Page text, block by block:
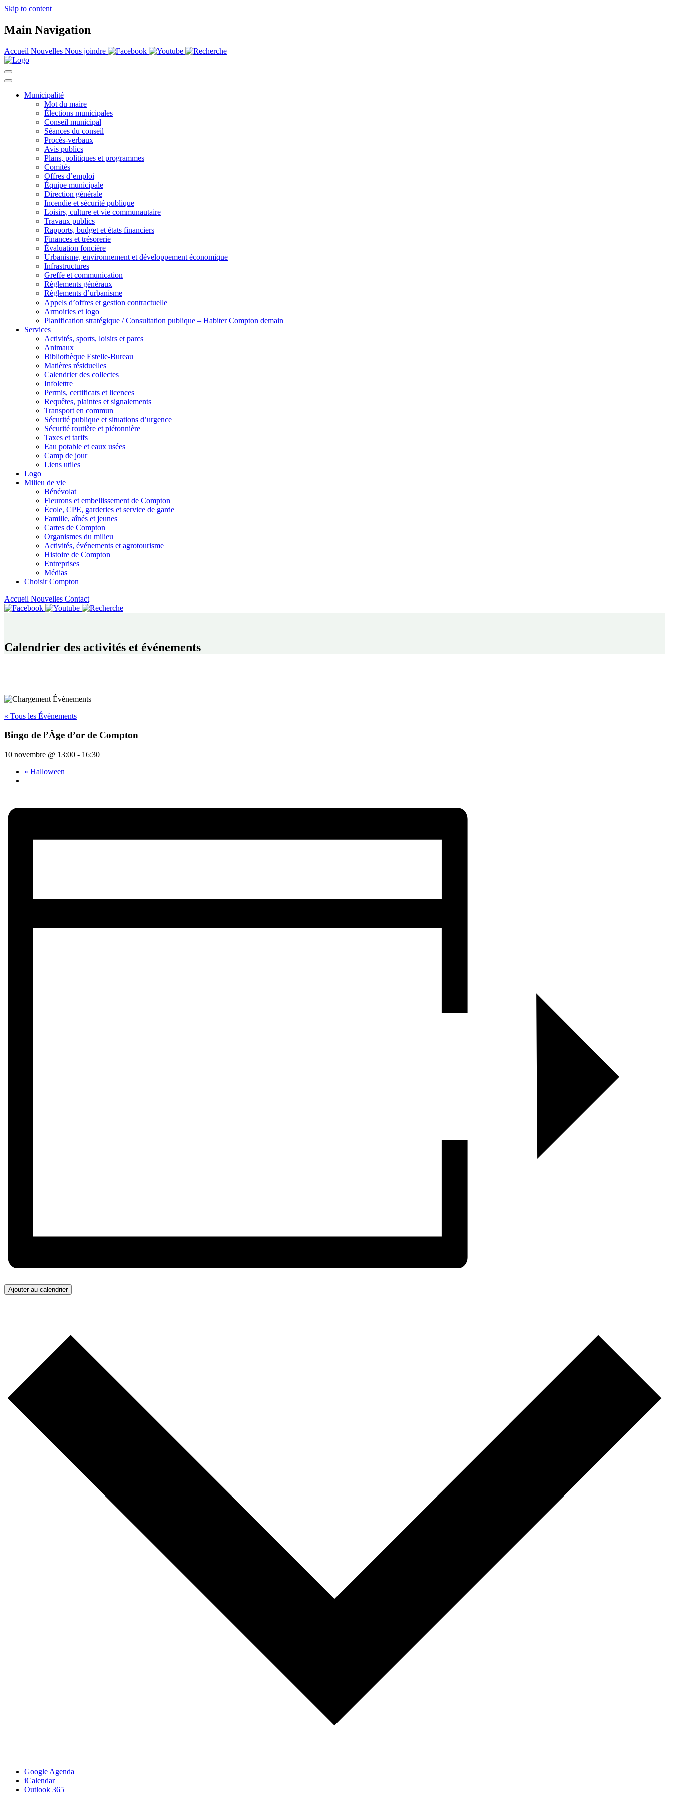
Skip to content
Main Navigation
Accueil Nouvelles Nous joindre
Municipalité
Mot du maire
Élections municipales
Conseil municipal
Séances du conseil
Procès-verbaux
Avis publics
Plans, politiques et programmes
Comités
Offres d’emploi
Équipe municipale
Direction générale
Incendie et sécurité publique
Loisirs, culture et vie communautaire
Travaux publics
Rapports, budget et états financiers
Finances et trésorerie
Évaluation foncière
Urbanisme, environnement et développement économique
Infrastructures
Greffe et communication
Règlements généraux
Règlements d’urbanisme
Appels d’offres et gestion contractuelle
Armoiries et logo
Planification stratégique / Consultation publique – Habiter Compton demain
Services
Activités, sports, loisirs et parcs
Animaux
Bibliothèque Estelle-Bureau
Matières résiduelles
Calendrier des collectes
Infolettre
Permis, certificats et licences
Requêtes, plaintes et signalements
Transport en commun
Sécurité publique et situations d’urgence
Sécurité routière et piétonnière
Taxes et tarifs
Eau potable et eaux usées
Camp de jour
Liens utiles
Logo
Milieu de vie
Bénévolat
Fleurons et embellissement de Compton
École, CPE, garderies et service de garde
Famille, aînés et jeunes
Cartes de Compton
Organismes du milieu
Activités, événements et agrotourisme
Histoire de Compton
Entreprises
Médias
Choisir Compton
Accueil Nouvelles Contact
Calendrier des activités et événements
« Tous les Évènements
Bingo de l’Âge d’or de Compton
10 novembre @ 13:00 - 16:30
« Halloween
Ajouter au calendrier
Google Agenda
iCalendar
Outlook 365